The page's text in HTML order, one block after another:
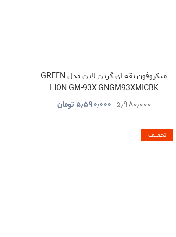
میکروفون یقه ای گرین لاین مدل GREEN
LION GM-93X GNGM93XMICBK
۵٫۹۸۰٫۰۰۰ ۵٫۵۹۰٫۰۰۰تومان
تخفیف